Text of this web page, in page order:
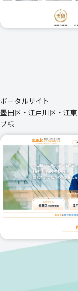
ポータルサイト
墨田区・江戸川区・江
プ様